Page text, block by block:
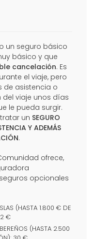
un seguro básico
básico y que
cancelación. Es
el viaje, pero
de asistencia o
viaje unos días
le pueda surgir.
un SEGURO
Y ADEMÁS
.
ofrece,
opcionales
(HASTA 1.800 € DE
€
(HASTA 2.500